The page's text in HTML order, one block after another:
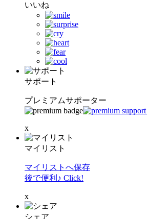
いいね
サポート
プレミアムサポーター
x
マイリスト
マイリストへ保存
後で便利♪ Click!
x
シェア